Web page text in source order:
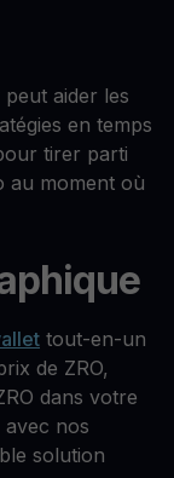
peut aider les
en temps
tirer parti
au moment où
tout-en-un
de ZRO,
dans votre
avec nos
solution